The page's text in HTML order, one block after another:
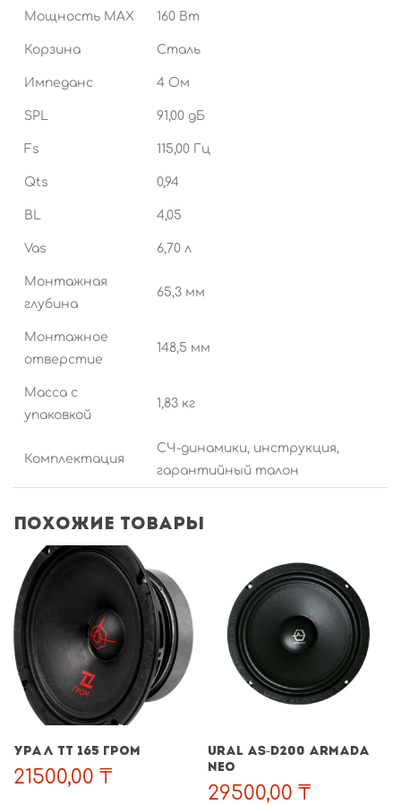
Мощность MAX 160 Вт
Корзина Сталь
Импеданс 4 Ом
SPL 91,00 дБ
Fs 115,00 Гц
Qts 0,94
BL 4,05
Vas 6,70 л
Монтажная
глубина
65,3 мм
Монтажное
отверстие
148,5 мм
Масса с
упаковкой
1,83 кг
Комплектация
СЧ-динамики, инструкция,
гарантийный талон
Похожие товары
УРАЛ ТТ 165 ГРОМ
21500,00 ₸
URAL AS-D200 ARMADA
NEO
29500,00₸